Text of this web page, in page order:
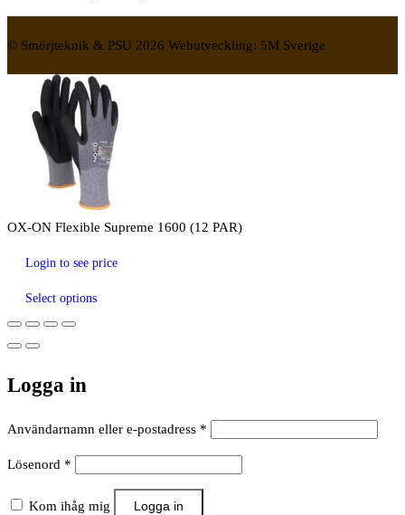
© Smörjteknik & PSU 2026 Webutveckling: 5M Sverige
OX-ON Flexible Supreme 1600 (12 PAR)
Login to see price
Select options
Logga in
Användarnamn eller e-postadress *
Lösenord *
Kom ihåg mig Logga in